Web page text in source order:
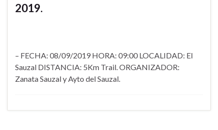
2019.
– FECHA: 08/09/2019 HORA: 09:00 LOCALIDAD: El
Sauzal DISTANCIA: 5Km Trail. ORGANIZADOR:
Zanata Sauzal y Ayto del Sauzal.